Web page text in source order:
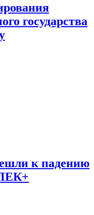
государства
к падению